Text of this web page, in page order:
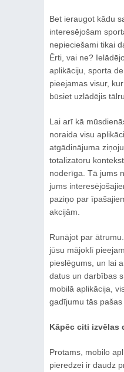
Bet ieraugot kādu
interesējošam
nepieciešami tikai
Ērti, vai ne?
aplikāciju, sporta
pieejamas visur,
būsiet uzlādējis
Lai arī kā
noraida visu
atgādinājuma
totalizatoru
noderīga. Tā jums
jums
paziņo par
akcijām.
Runājot par
jūsu mājoklī
pieslēgums, un lai
datus un darbības
mobilā aplikācija,
gadījumu tās
Kāpēc citi izvēlas
Protams, mobilo
pieredzei ir daudz